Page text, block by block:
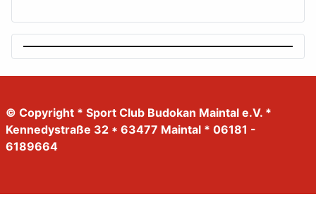
© Copyright * Sport Club Budokan Maintal e.V. *
Kennedystraße 32 * 63477 Maintal * 06181 -
6189664